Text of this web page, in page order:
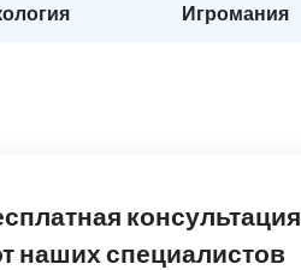
Игромания
консультация
наших специалистов